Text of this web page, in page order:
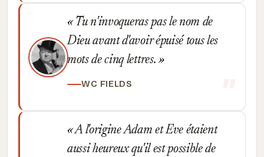
Tu n'invoqueras pas le nom de
Dieu avant d'avoir épuisé tous les
mots de cinq lettres.
WC FIELDS
A l'origine Adam et Eve étaient
aussi heureux qu'il est possible de